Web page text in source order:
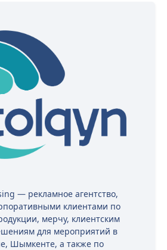
— рекламное агентство,
клиентами по
мерчу, клиентским
для мероприятий в
Шымкенте, а также по